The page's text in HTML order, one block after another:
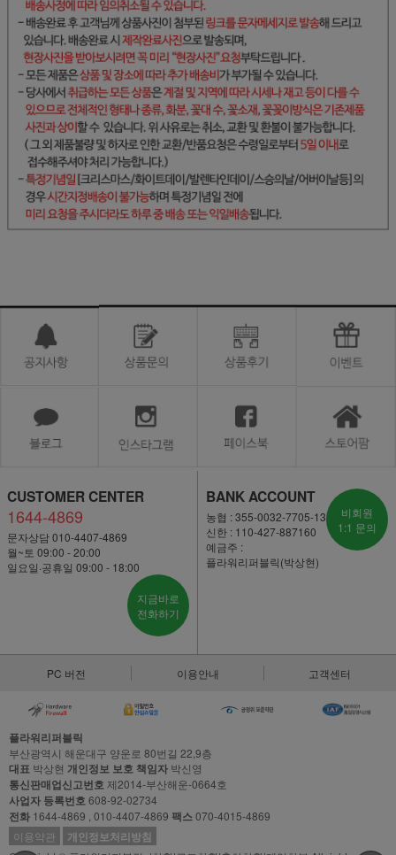
CUSTOMER CENTER
1644-4869
문자상담 010-4407-4869
월~토 09:00 - 20:00
일요일·공휴일 09:00 - 18:00
지금바로
전화하기
BANK ACCOUNT
농협 : 355-0032-7705-13
신한 : 110-427-887160
예금주 :
플라워리퍼블릭(박상현)
비회원
1:1 문의
PC 버전 이용안내 고객센터
플라워리퍼블릭
부산광역시 해운대구 양운로 80번길 22,9층
대표 박상현 개인정보 보호 책임자 박신영
통신판매업신고번호제2014-부산해운-0664호
사업자 등록번호608-92-02734
전화 1644-4869 , 010-4407-4869 팩스070-4015-4869
이용약관
개인정보처리방침